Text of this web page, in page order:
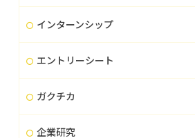
インターンシップ
エントリーシート
ガクチカ
企業研究